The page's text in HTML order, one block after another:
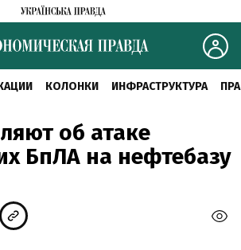
КОЛОНКИ ИНФРАСТРУКТУРА
об атаке
БпЛА на нефтебазу